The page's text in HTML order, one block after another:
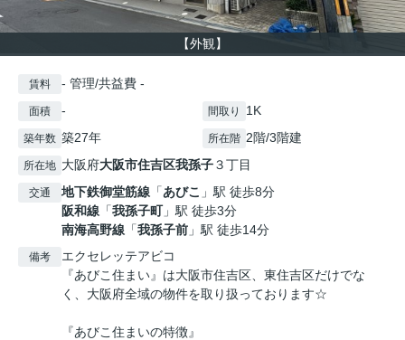
【外観】
賃料 - 管理/共益費 -
面積 - 間取り 1K
築年数 築27年 所在階 2階/3階建
所在地 大阪府大阪市住吉区我孫子３丁目
交通 地下鉄御堂筋線 「あびこ 」駅 徒歩8分
阪和線 「我孫子町」駅 徒歩3分
南海高野線 「我孫子前 」駅 徒歩14分
備考
エクセレッテアビコ
『あびこ住まい』は大阪市住吉区、東住吉区だけでな
く、大阪府全域の物件を取り扱っております☆
『あびこ住まいの特徴』